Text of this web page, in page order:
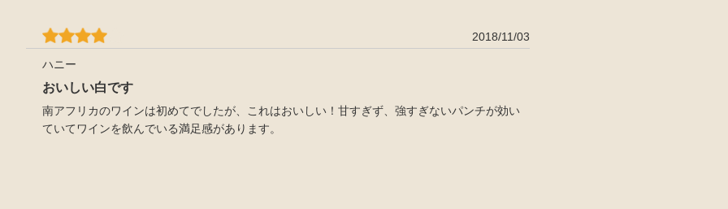
2018/11/03
ハニー
おいしい白です
南アフリカのワインは初めてでしたが、これはおいしい！甘すぎず、強すぎないパンチが効い
ていてワインを飲んでいる満足感があります。